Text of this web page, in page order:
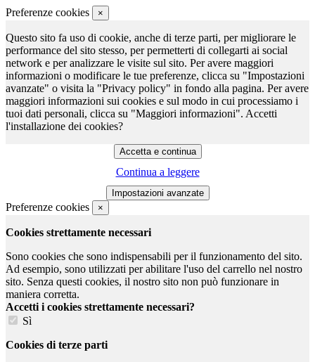
Preferenze cookies ×
Questo sito fa uso di cookie, anche di terze parti, per migliorare le
performance del sito stesso, per permetterti di collegarti ai social
network e per analizzare le visite sul sito. Per avere maggiori
informazioni o modificare le tue preferenze, clicca su "Impostazioni
avanzate" o visita la "Privacy policy" in fondo alla pagina. Per avere
maggiori informazioni sui cookies e sul modo in cui processiamo i
tuoi dati personali, clicca su "Maggiori informazioni". Accetti
l'installazione dei cookies?
Continua a leggere
Preferenze cookies ×
Cookies strettamente necessari
Sono cookies che sono indispensabili per il funzionamento del sito.
Ad esempio, sono utilizzati per abilitare l'uso del carrello nel nostro
sito. Senza questi cookies, il nostro sito non può funzionare in
maniera corretta.
Accetti i cookies strettamente necessari?
Sì
Cookies di terze parti